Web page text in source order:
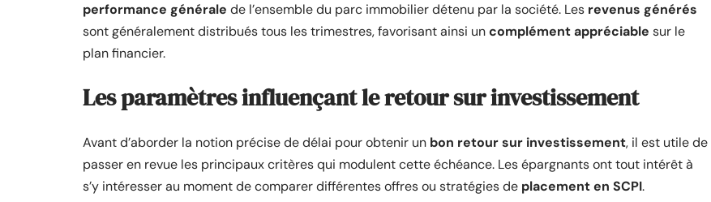
performance générale de l’ensemble du parc immobilier détenu par la société. Les revenus générés
sont généralement distribués tous les trimestres, favorisant ainsi uncomplément appréciable sur le
plan financier.
Les paramètres influençant le retour sur investissement
Avant d’aborder la notion précise de délai pour obtenir un bon retour sur investissement, il est utile de
passer en revue les principaux critères qui modulent cette échéance. Les épargnants ont tout intérêt à
s’y intéresser au moment de comparer différentes offres ou stratégies de placement en SCPI.